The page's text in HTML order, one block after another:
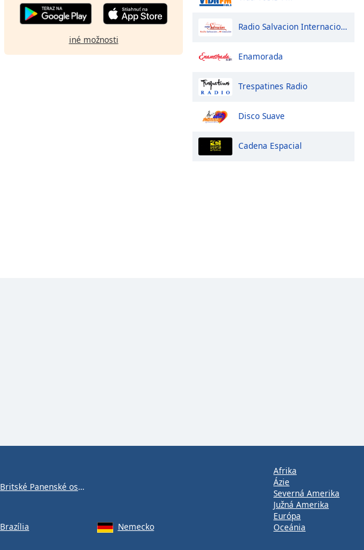
iné možnosti
Radio Salvacion Internacional
Enamorada
Trespatines Radio
Disco Suave
Cadena Espacial
Britské Panenské ostrovy
Brazília Nemecko
Afrika
Ázie
Severná Amerika
Južná Amerika
Európa
Oceánia